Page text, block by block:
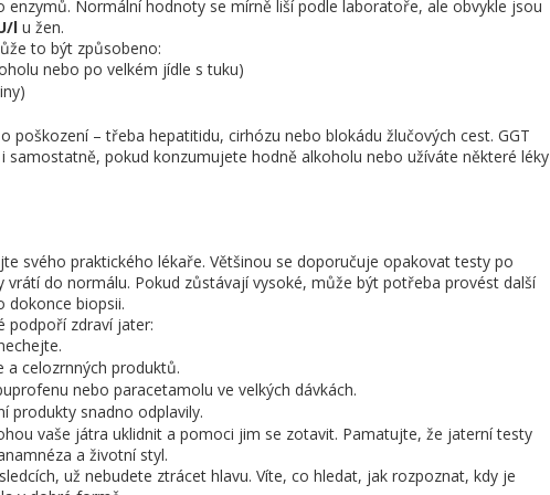
Normální hodnoty se mírně liší podle laboratoře, ale obvykle jsou
l u žen.
to být způsobeno:
nebo po velkém jídle s tuku)
poškození – třeba hepatitidu, cirhózu nebo blokádu žlučových cest. GGT
samostatně, pokud konzumujete hodně alkoholu nebo užíváte některé léky
svého praktického lékaře. Většinou se doporučuje opakovat testy po
do normálu. Pokud zůstávají vysoké, může být potřeba provést další
dokonce biopsii.
podpoří zdraví jater:
a celozrnných produktů.
nebo paracetamolu ve velkých dávkách.
produkty snadno odplavily.
vaše játra uklidnit a pomoci jim se zotavit. Pamatujte, že jaterní testy
a životní styl.
už nebudete ztrácet hlavu. Víte, co hledat, jak rozpoznat, kdy je